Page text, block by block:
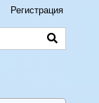
Регистрация